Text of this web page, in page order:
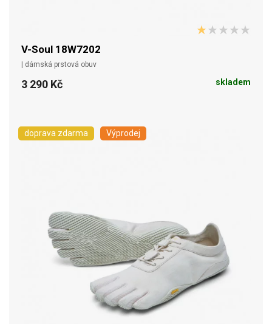
V-Soul 18W7202
| dámská prstová obuv
3 290 Kč skladem
doprava zdarma Výprodej